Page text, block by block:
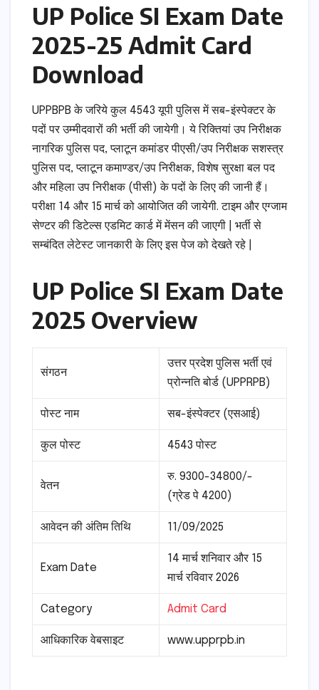
UP Police SI Exam Date
2025-25 Admit Card
Download
UPPBPB के जरिये कुल 4543 यूपी पुलिस में सब-इंस्पेक्टर के
पदों पर उम्मीदवारों की भर्ती की जायेगी। ये रिक्तियां उप निरीक्षक
नागरिक पुलिस पद, प्लाटून कमांडर पीएसी/उप निरीक्षक सशस्त्र
पुलिस पद, प्लाटून कमाण्डर/उप निरीक्षक, विशेष सुरक्षा बल पद
और महिला उप निरीक्षक (पीसी) के पदों के लिए की जानी हैं।
परीक्षा 14 और 15 मार्च को आयोजित की जायेगी. टाइम और एग्जाम
सेण्टर की डिटेल्स एडमिट कार्ड में मेंसन की जाएगी | भर्ती से
सम्बंदित लेटेस्ट जानकारी के लिए इस पेज को देखते रहे |
UP Police SI Exam Date
2025 Overview
संगठन
उत्तर प्रदेश पुलिस भर्ती एवं
प्रोन्नति बोर्ड (UPPRPB)
पोस्ट नाम सब-इंस्पेक्टर (एसआई)
कुल पोस्ट 4543 पोस्ट
वेतन
रु. 9300-34800/-
(ग्रेड पे 4200)
आवेदन की अंतिम तिथि 11/09/2025
Exam Date
14 मार्च शनिवार और 15
मार्च रविवार 2026
Category Admit Card
आधिकारिक वेबसाइट www.upprpb.in